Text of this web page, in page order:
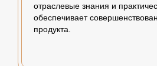
отраслевые знания и
обеспечивает
продукта.